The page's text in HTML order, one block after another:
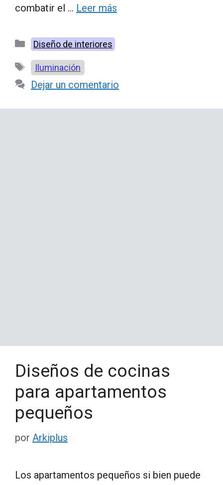
combatir el … Leer más
Categorías
Diseño de interiores
Etiquetas
Iluminación
Dejar un comentario
Diseños de cocinas
para apartamentos
pequeños
por Arkiplus
Los apartamentos pequeños si bien puede